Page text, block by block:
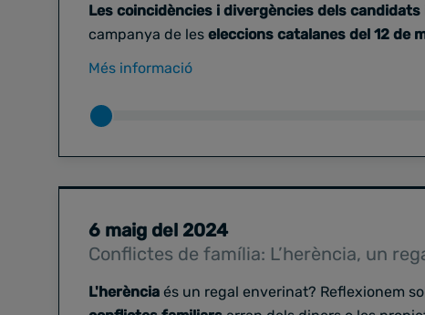
Les coincidències i divergències dels
campanya de les eleccions catalanes del 12 de
Més informació
6 maig del 2024
Conflictes de família: L’herència, un
L'herència és un regal enverinat? Reflexionem